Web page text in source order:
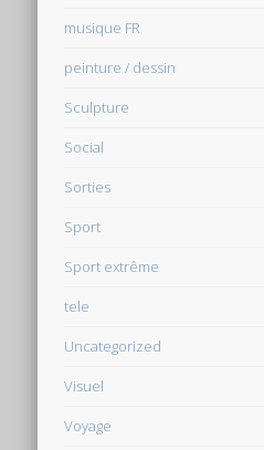
musique FR
peinture / dessin
Sculpture
Social
Sorties
Sport
Sport extrême
tele
Uncategorized
Visuel
Voyage